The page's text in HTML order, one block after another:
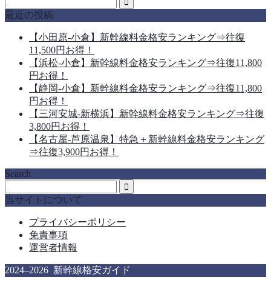
最近の投稿
【小田原-小倉】新幹線料金格安ランキング⇒往復
11,500円お得！
【浜松-小倉】新幹線料金格安ランキング⇒往復11,800
円お得！
【静岡-小倉】新幹線料金格安ランキング⇒往復11,800
円お得！
【三河安城-新横浜】新幹線料金格安ランキング⇒往復
3,800円お得！
【名古屋-芦原温泉】特急＋新幹線料金格安ランキング
⇒往復3,900円お得！
Search
当サイトについて
プライバシーポリシー
免責事項
運営者情報
2024–2026 新幹線格安ガイド